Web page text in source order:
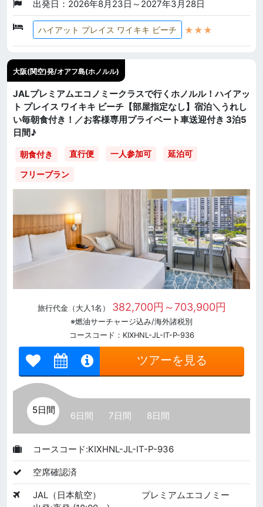
出発日：2026年8月23日～2027年3月28日
ハイアット プレイス ワイキキ ビーチ ★★★
大阪(関空)発/オアフ島(ホノルル)
JALプレミアムエコノミークラスで行くホノルル！ハイアッ
ト プレイス ワイキキ ビーチ【部屋指定なし】宿泊＼うれし
い毎朝食付き！／お客様専用プライベート車送迎付き 3泊5
日間♪
朝食付き 直行便 一人参加可 延泊可
フリープラン
旅行代金（大人1名） 382,700円～703,900円
※燃油サーチャージ込み/海外諸税別
コースコード：KIXHNL-JL-IT-P-936
ツアーを見る
5日間
6日間 7日間 8日間
コースコード:KIXHNL-JL-IT-P-936
空席確認済
JAL（日本航空）
プレミアムエコノミー